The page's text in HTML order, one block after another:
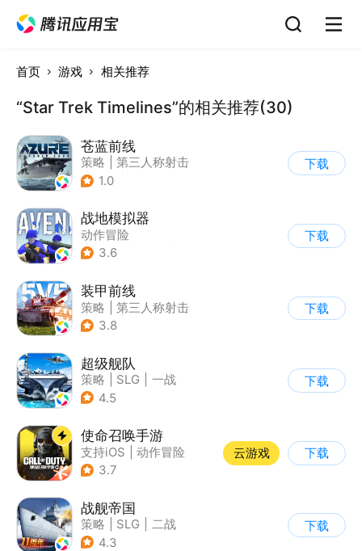
首页 游戏 相关推荐
“Star Trek Timelines”的相关推荐(30)
苍蓝前线
策略
第三人称射击
| 军事
1.0
下载
战地模拟器
动作冒险
| 第一人称射击
3.6
下载
装甲前线
策略
第三人称射击
| 坦克
3.8
下载
超级舰队
策略 SLG
一战
| 写实
4.5
下载
使命召唤手游
支持iOS
动作冒险
| 第一人称射击
3.7
云游戏 下载
战舰帝国
策略 SLG
二战
| 写实
4.3
下载